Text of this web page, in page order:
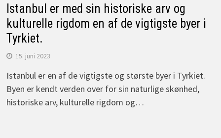
Istanbul er med sin historiske arv og
kulturelle rigdom en af de vigtigste byer i
Tyrkiet.
15. juni 2023
Istanbul er en af de vigtigste og største byer i Tyrkiet.
Byen er kendt verden over for sin naturlige skønhed,
historiske arv, kulturelle rigdom og…